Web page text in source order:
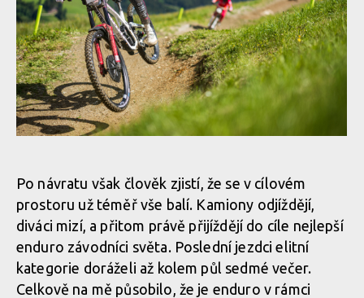
Textem i obrazem: Vojta Hanák přiblíží Světový pohár
v rakouském Leogangu
Textem i obrazem: Vojta Hanák přiblíží Světový pohár
v rakouském Leogangu
Textem i obrazem: Vojta Hanák přiblíží Světový pohár
v rakouském Leogangu
Textem i obrazem: Vojta Hanák přiblíží Světový pohár
v rakouském Leogangu
Textem i obrazem: Vojta Hanák přiblíží Světový pohár
v rakouském Leogangu
Textem i obrazem: Vojta Hanák přiblíží Světový pohár
v rakouském Leogangu
Textem i obrazem: Vojta Hanák přiblíží Světový pohár
v rakouském Leogangu
Textem i obrazem: Vojta Hanák přiblíží Světový pohár
v rakouském Leogangu
Po návratu však člověk zjistí, že se v cílovém
prostoru už téměř vše balí. Kamiony odjíždějí,
diváci mizí, a přitom právě přijíždějí do cíle nejlepší
enduro závodníci světa. Poslední jezdci elitní
kategorie doráželi až kolem půl sedmé večer.
Celkově na mě působilo, že je enduro v rámci